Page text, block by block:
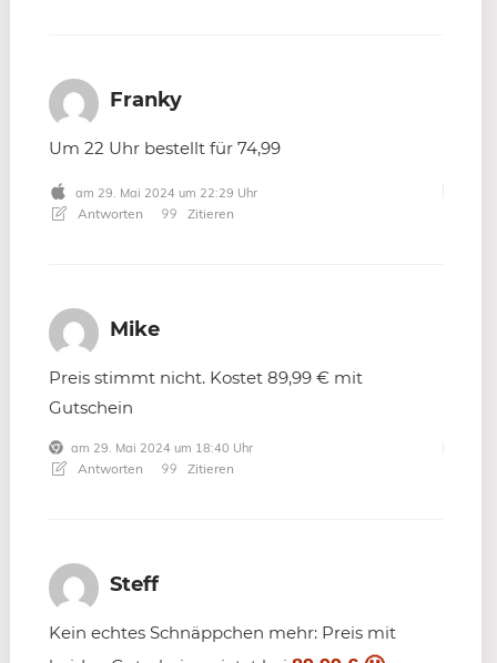
Franky
Um 22 Uhr bestellt für 74,99
am 29. Mai 2024 um 22:29 Uhr
Antworten Zitieren
Mike
Preis stimmt nicht. Kostet 89,99 € mit
Gutschein
am 29. Mai 2024 um 18:40 Uhr
Antworten Zitieren
Steff
Kein echtes Schnäppchen mehr: Preis mit